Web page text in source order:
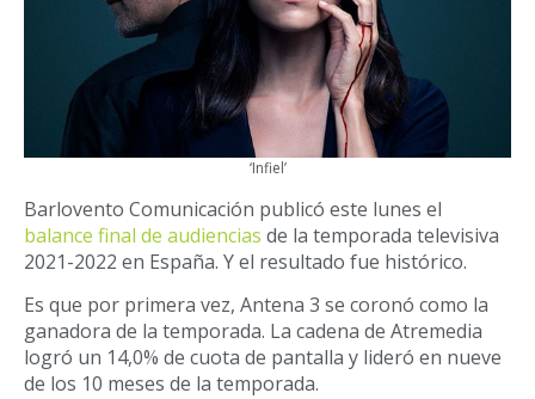
‘Infiel’
Barlovento Comunicación publicó este lunes el
balance final de audiencias de la temporada televisiva
2021-2022 en España. Y el resultado fue histórico.
Es que por primera vez, Antena 3 se coronó como la
ganadora de la temporada. La cadena de Atremedia
logró un 14,0% de cuota de pantalla y lideró en nueve
de los 10 meses de la temporada.